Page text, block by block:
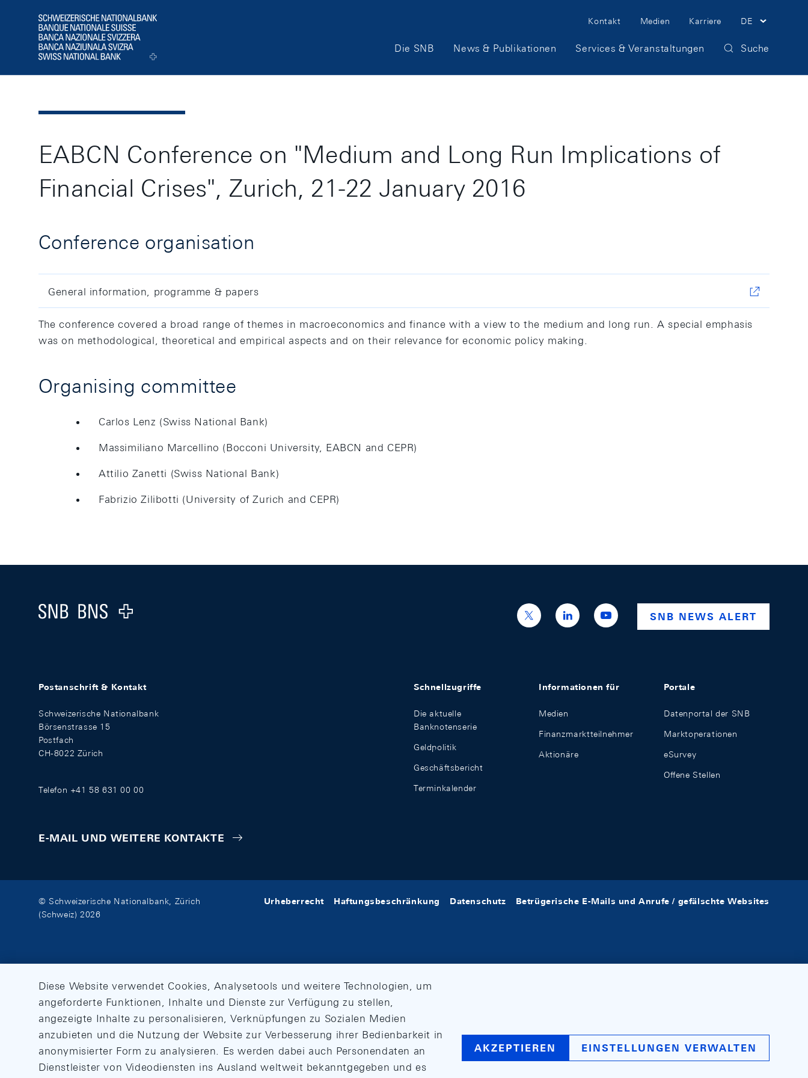
Logo
Meta
Navigation
Kontakt Medien Karriere DE
Hauptnavigation
Die SNB News & Publikationen Services & Veranstaltungen Suche
EABCN Conference on "Medium and Long Run Implications of
Financial Crises", Zurich, 21-22 January 2016
Conference organisation
General information, programme & papers
The conference covered a broad range of themes in macroeconomics and finance with a view to the medium and long run. A special emphasis
was on methodological, theoretical and empirical aspects and on their relevance for economic policy making.
Organising committee
Carlos Lenz (Swiss National Bank)
Massimiliano Marcellino (Bocconi University, EABCN and CEPR)
Attilio Zanetti (Swiss National Bank)
Fabrizio Zilibotti (University of Zurich and CEPR)
Footer
Logo
https://x.com/snb_bns
https://ch.linkedin.com/company/swiss-
national-
https://www.youtube.com/
SNB NEWS ALERT
Postanschrift & Kontakt
Schweizerische Nationalbank
Börsenstrasse 15
Postfach
CH-8022 Zürich
Telefon +41 58 631 00 00
E-MAIL UND WEITERE KONTAKTE
Schnellzugriffe
Die aktuelle
Banknotenserie
Geldpolitik
Geschäftsbericht
Terminkalender
Informationen für
Medien
Finanzmarktteilnehmer
Aktionäre
Portale
Datenportal der SNB
Marktoperationen
eSurvey
Offene Stellen
© Schweizerische Nationalbank, Zürich
(Schweiz) 2026
Urheberrecht Haftungsbeschränkung Datenschutz Betrügerische E-Mails und Anrufe / gefälschte Websites
Diese Website verwendet Cookies, Analysetools und weitere Technologien, um
angeforderte Funktionen, Inhalte und Dienste zur Verfügung zu stellen,
angezeigte Inhalte zu personalisieren, Verknüpfungen zu Sozialen Medien
anzubieten und die Nutzung der Website zur Verbesserung ihrer Bedienbarkeit in
anonymisierter Form zu analysieren. Es werden dabei auch Personendaten an
Dienstleister von Videodiensten ins Ausland weltweit bekanntgegeben und es
AKZEPTIEREN EINSTELLUNGEN VERWALTEN